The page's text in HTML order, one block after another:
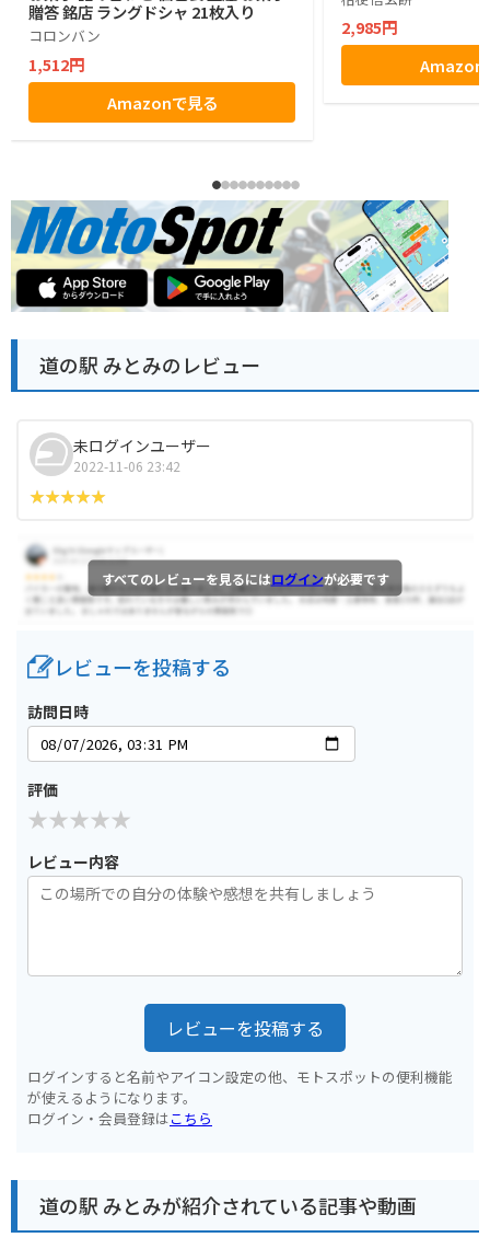
贈答 銘店 ラングドシャ 21枚入り
コロンバン
1,512円
Amazonで見る
2,985円
Amazon
道の駅 みとみのレビュー
未ログインユーザー
2022-11-06 23:42
すべてのレビューを見るにはログインが必要です
レビューを投稿する
訪問日時
評価
レビュー内容
レビューを投稿する
ログインすると名前やアイコン設定の他、モトスポットの便利機能
が使えるようになります。
ログイン・会員登録はこちら
道の駅 みとみが紹介されている記事や動画